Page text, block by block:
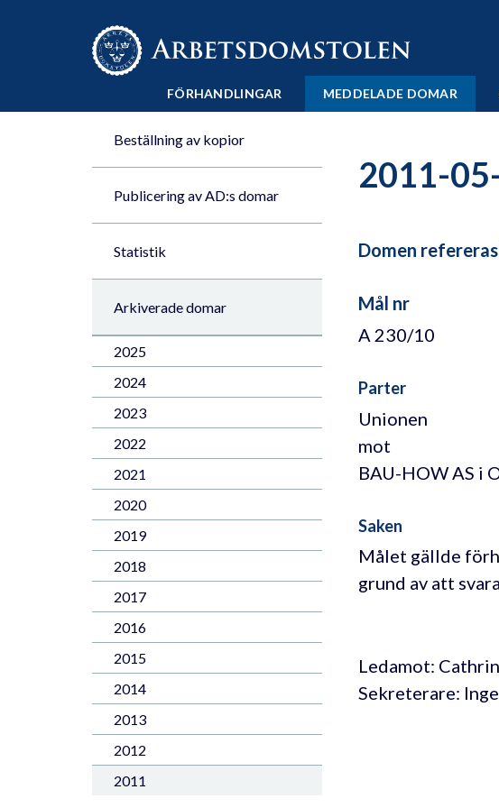
Till innehåll på sidan x
FÖRHANDLINGAR MEDDELADE DOMAR
Beställning av kopior
Publicering av AD:s domar
Statistik
Arkiverade domar
2025
2024
2023
2022
2021
2020
2019
2018
2017
2016
2015
2014
2013
2012
2011
2011-
Domen
Mål nr
A 230/10
Parter
Unionen
mot
BAU-HOW AS i
Saken
Målet gällde
grund av att
Ledamot:
Sekreterare: